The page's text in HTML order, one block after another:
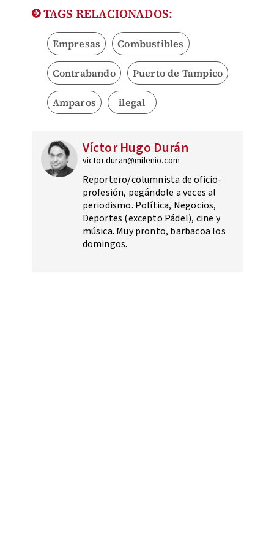
TAGS RELACIONADOS:
Empresas Combustibles
Contrabando Puerto de Tampico
Amparos ilegal
Víctor Hugo Durán
victor.duran@milenio.com
Reportero/columnista de oficio-
profesión, pegándole a veces al
periodismo. Política, Negocios,
Deportes (excepto Pádel), cine y
música. Muy pronto, barbacoa los
domingos.